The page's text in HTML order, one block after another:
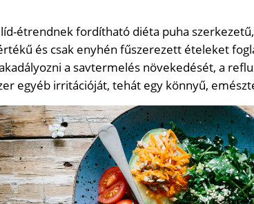
étrendnek fordítható diéta puha
és csak enyhén fűszerezett ételeket
a savtermelés növekedését, a
egyéb irritációját, tehát egy könnyű,